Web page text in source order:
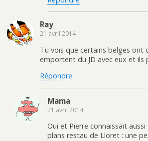
Ray
21 avril 2014
Tu vois que certains belges ont
emportent du JD avec eux et
Répondre
Mama
21 avril 2014
Oui et Pierre connaissait
plans restau de Lloret : une